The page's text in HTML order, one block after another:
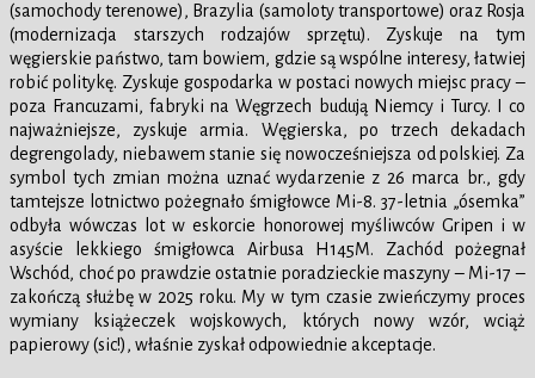
(samochody terenowe), Brazylia (samoloty transportowe) oraz Rosja
(modernizacja starszych rodzajów sprzętu). Zyskuje na tym
węgierskie państwo, tam bowiem, gdzie są wspólne interesy, łatwiej
robić politykę. Zyskuje gospodarka w postaci nowych miejsc pracy –
poza Francuzami, fabryki na Węgrzech budują Niemcy i Turcy. I co
najważniejsze, zyskuje armia. Węgierska, po trzech dekadach
degrengolady, niebawem stanie się nowocześniejsza od polskiej. Za
symbol tych zmian można uznać wydarzenie z 26 marca br., gdy
tamtejsze lotnictwo pożegnało śmigłowce Mi-8. 37-letnia „ósemka”
odbyła wówczas lot w eskorcie honorowej myśliwców Gripen i w
asyście lekkiego śmigłowca Airbusa H145M. Zachód pożegnał
Wschód, choć po prawdzie ostatnie poradzieckie maszyny – Mi-17 –
zakończą służbę w 2025 roku. My w tym czasie zwieńczymy proces
wymiany książeczek wojskowych, których nowy wzór, wciąż
papierowy (sic!), właśnie zyskał odpowiednie akceptacje.